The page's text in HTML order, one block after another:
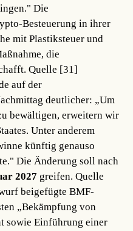
Die
Besteuerung in ihrer
mit Plastiksteuer und
die
Quelle [31]
auf der
deutlicher: „Um
bewältigen, erweitern wir
Unter anderem
künftig genauso
Die Änderung soll nach
2027 greifen.Quelle
beigefügte BMF-
„Bekämpfung von
sowie Einführung einer